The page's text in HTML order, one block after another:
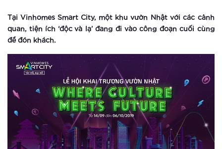
Tại Vinhomes Smart City, một khu vườn Nhật với các cảnh
quan, tiện ích ‘độc và lạ’ đang đi vào công đoạn cuối cùng
để đón khách.
Xem thêm
thao “khủng” nhất Đông Nam Á
Xem thêm
Vinhomes Smart City ra mắt phân khu
căn hộ cao cấp Ruby – không gian
sống đẳng cấp phía Tây Hà Nội
Xem thêm